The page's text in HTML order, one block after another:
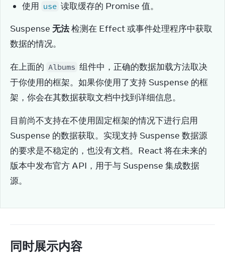
使用 use 读取缓存的 Promise 值。
Suspense 无法 检测在 Effect 或事件处理程序中获取
数据的情况。
在上面的 Albums 组件中，正确的数据加载方法取决
于你使用的框架。如果你使用了支持 Suspense 的框
架，你会在其数据获取文档中找到详细信息。
目前尚不支持在不使用固定框架的情况下进行启用
Suspense 的数据获取。实现支持 Suspense 数据源
的要求是不稳定的，也没有文档。React 将在未来的
版本中发布官方 API，用于与 Suspense 集成数据
源。
同时展示内容